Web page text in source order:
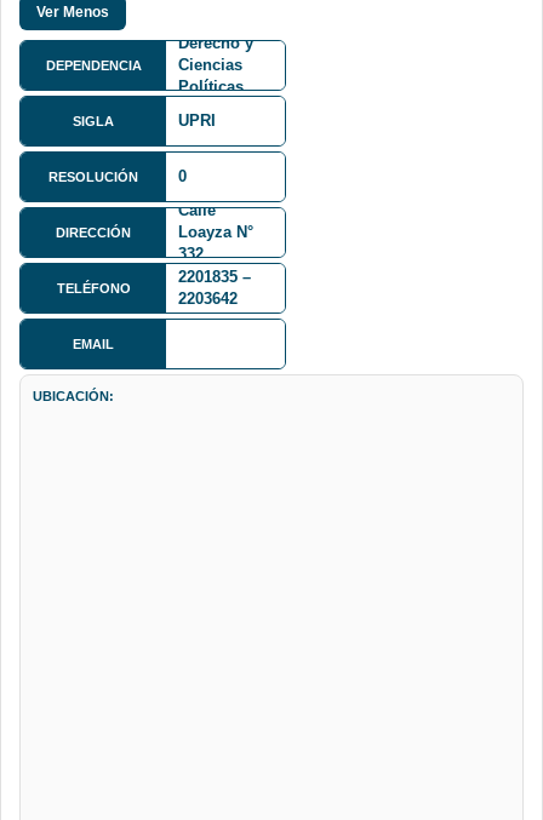
DEPENDENCIA
Derecho y
Ciencias
Políticas
SIGLA UPRI
RESOLUCIÓN 0
DIRECCIÓN
Calle
Loayza N°
332
TELÉFONO
2201835 –
2203642
EMAIL
UBICACIÓN: